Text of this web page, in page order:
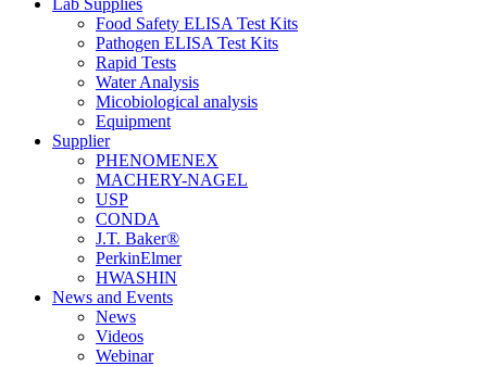
Lab Supplies
Food Safety ELISA Test Kits
Pathogen ELISA Test Kits
Rapid Tests
Water Analysis
Micobiological analysis
Equipment
Supplier
PHENOMENEX
MACHERY-NAGEL
USP
CONDA
J.T. Baker®
PerkinElmer
HWASHIN
News and Events
News
Videos
Webinar